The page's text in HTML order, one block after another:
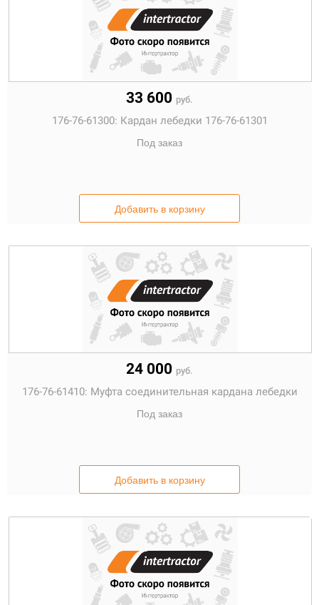
33 600 руб.
176-76-61300: Кардан лебедки 176-76-61301
Под заказ
Добавить в корзину
24 000 руб.
176-76-61410: Муфта соединительная кардана лебедки
Под заказ
Добавить в корзину